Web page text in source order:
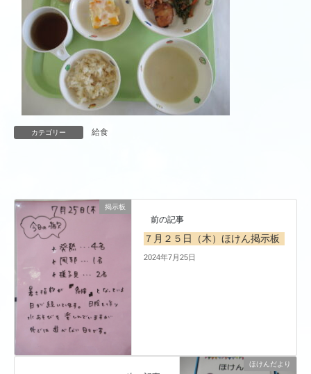
カテゴリー 給食
掲示板
前の記事
７月２５日（木）ほけん掲示板
2024年7月25日
ほけんだより